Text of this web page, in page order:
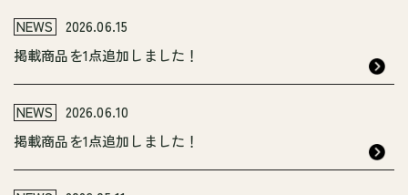
NEWS
2026.06.15
掲載商品を1点追加しました！
NEWS
2026.06.10
掲載商品を1点追加しました！